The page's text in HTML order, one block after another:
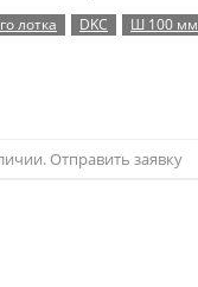
лотка DKC
Ш 100 мм
Отправить заявку